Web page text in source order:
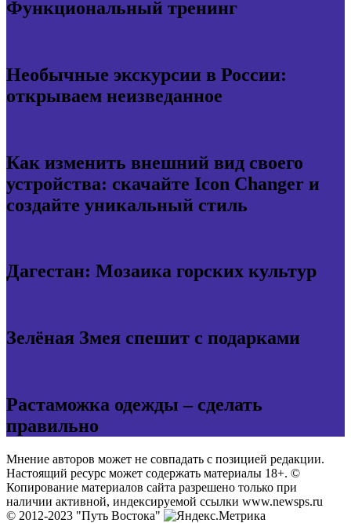
Функциональный тренинг
Необычные экскурсии в России:
открываем неизведанное
Как изменить внешний вид своего
устройства: скачайте Icon Changer и
создайте уникальный стиль
Дагестан: Мозаика горских культур
Зелёная Змея спешит с подарками
Растаможка одежды – сделать
правильно
Мнение авторов может не совпадать с позицией редакции.
Настоящий ресурс может содержать материалы 18+. ©
Копирование материалов сайта разрешено только при
наличии активной, индексируемой ссылки www.newsps.ru
© 2012-2023 "Путь Востока"